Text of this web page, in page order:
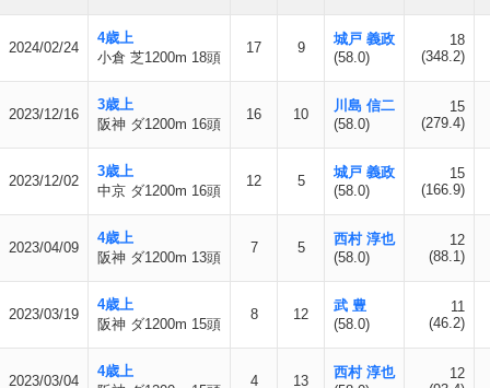
2024/02/24
4歳上
小倉 芝1200m 18頭
17 9
城戸 義政
(58.0)
18
(348.2)
2023/12/16
3歳上
阪神 ダ1200m 16頭
16 10
川島 信二
(58.0)
15
(279.4)
2023/12/02
3歳上
中京 ダ1200m 16頭
12 5
城戸 義政
(58.0)
15
(166.9)
2023/04/09
4歳上
阪神 ダ1200m 13頭
7 5
西村 淳也
(58.0)
12
(88.1)
2023/03/19
4歳上
阪神 ダ1200m 15頭
8 12
武 豊
(58.0)
11
(46.2)
2023/03/04
4歳上
4 13
西村 淳也
12